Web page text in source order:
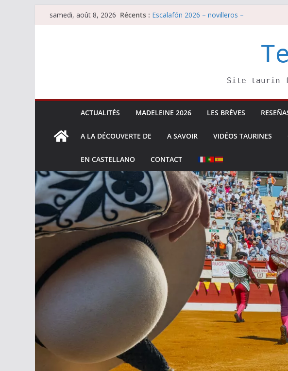
Passersamedi, août 8, 2026 Récents : Escalafón 2026 – novilleros –
Site taurin
ACTUALITÉS MADELEINE 2026 LES BRÈVES
A LA DÉCOUVERTE DE A SAVOIR VIDÉOS TAURINES
EN CASTELLANO CONTACT